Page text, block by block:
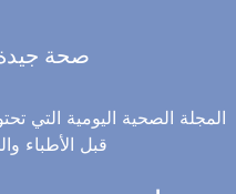
صحة
المجلة الصحية اليومية
قبل الأطباء